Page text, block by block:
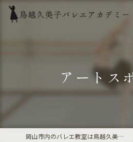
アートス
岡山市内のバレエ教室は鳥越久美子バレエアカデミー